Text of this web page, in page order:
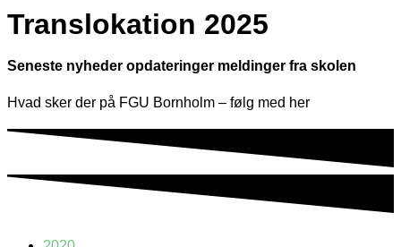
Translokation 2025
Seneste nyheder opdateringer meldinger fra skolen
Hvad sker der på FGU Bornholm – følg med her